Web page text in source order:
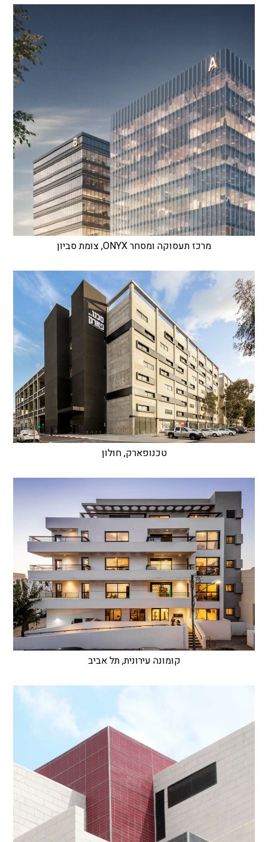
מרכז תעסוקה ומסחר ONYX, צומת סביון
טכנופארק, חולון
קומונה עירונית, תל אביב